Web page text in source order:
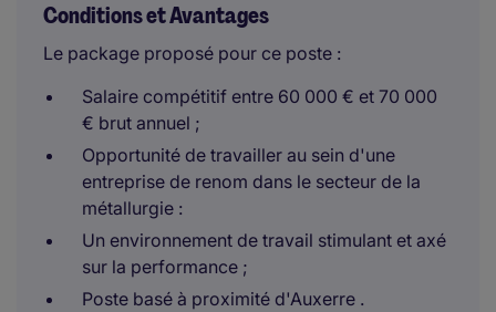
Conditions et Avantages
Le package proposé pour ce poste :
Salaire compétitif entre 60 000 € et 70 000
€ brut annuel ;
Opportunité de travailler au sein d'une
entreprise de renom dans le secteur de la
métallurgie :
Un environnement de travail stimulant et axé
sur la performance ;
Poste basé à proximité d'Auxerre .